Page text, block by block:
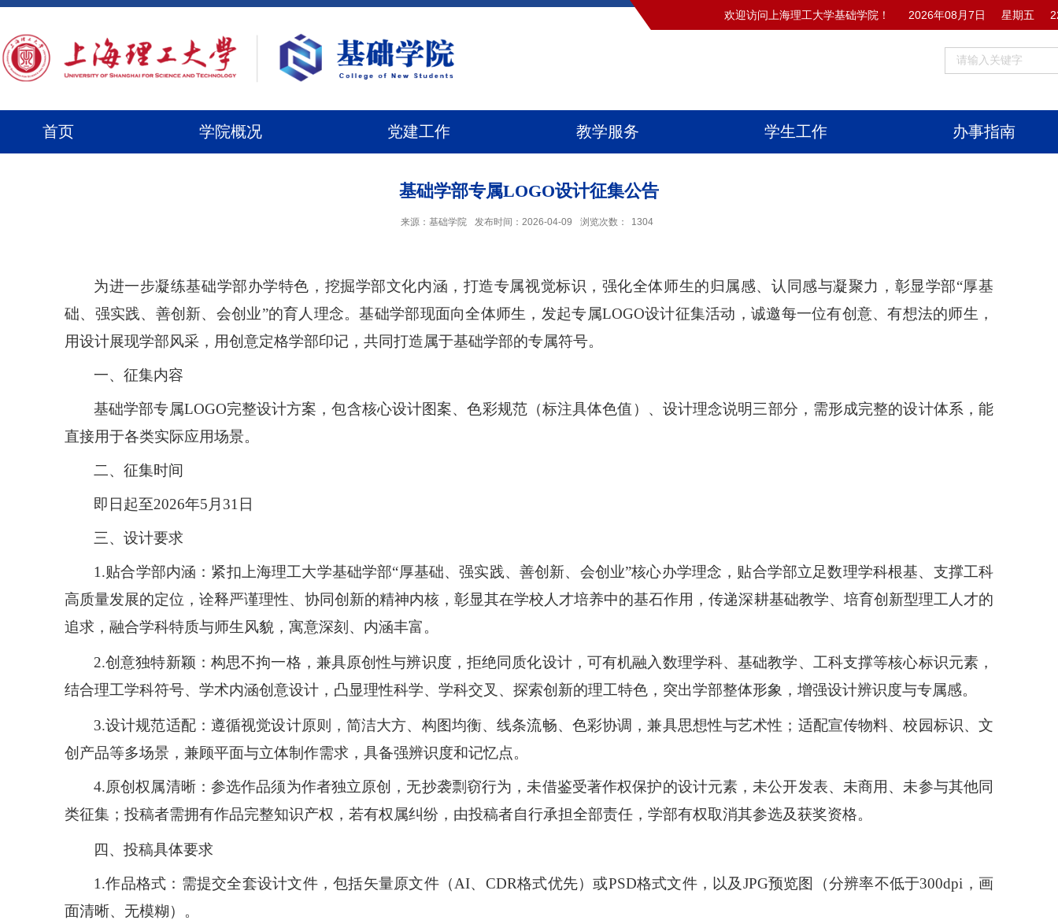
欢迎访问上海理工大学基础学院！ 2026年08月7日 星期五
首页 学院概况 党建工作 教学服务 学生工作 办事指南
基础学部专属LOGO设计征集公告
来源：基础学院 发布时间：2026-04-09 浏览次数： 1304
为进一步凝练基础学部办学特色，挖掘学部文化内涵，打造专属视觉标识，强化全体师生的归属感、认同感与凝聚力，彰显学部“厚基
础、强实践、善创新、会创业”的育人理念。基础学部现面向全体师生，发起专属LOGO设计征集活动，诚邀每一位有创意、有想法的师生，
用设计展现学部风采，用创意定格学部印记，共同打造属于基础学部的专属符号。
一、 征集内容
基础学部专属LOGO完整设计方案，包含核心设计图案、色彩规范（标注具体色值）、设计理念说明三部分，需形成完整的设计体系，能
直接用于各类实际应用场景。
二、征集时间
即日起至2026年5 月 31 日
三、设计要求
1.贴合学部内涵： 紧扣上海理工大学基础学部“厚基础、强实践、善创新、会创业”核心办学理念，贴合学部立足数理学科根基、支撑工科
高质量发展的定位，诠释严谨理性、协同创新的精神内核，彰显其在学校人才培养中的基石作用，传递深耕基础教学、培育创新型理工人才的
追求，融合学科特质与师生风貌，寓意深刻、内涵丰富。
2.创意独特新颖：构思不拘一格，兼具原创性与辨识度，拒绝同质化设计， 可有机融入数理学科、基础教学、工科支撑等核心标识元素，
结合理工学科符号、学术内涵创意设计，凸显理性科学、学科交叉、探索创新的理工特色，突出学部整体形象，增强设计辨识度与专属感。
3.设计规范适配：遵循视觉设计原则，简洁大方、构图均衡、线条流畅、色彩协调，兼具思想性与艺术性；适配宣传物料、校园标识、文
创产品等多场景，兼顾平面与立体制作需求，具备强辨识度和记忆点。
4.原创权属清晰：参选作品须为作者独立原创，无抄袭剽窃行为，未借鉴受著作权保护的设计元素，未公开发表、未商用、未参与其他同
类征集；投稿者需拥有作品完整知识产权，若有权属纠纷，由投稿者自行承担全部责任，学部有权取消其参选及获奖资格。
四、投稿具体要求
1.作品格式：需提交全套设计文件，包括矢量原文件（AI、CDR格式优先）或PSD格式文件，以及JPG预览图（分辨率不低于300dpi，画
面清晰、无模糊）。